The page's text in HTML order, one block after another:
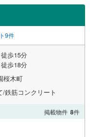
9件
歩15分
歩18分
桜木町
鉄筋コンクリート
掲載物件 8件